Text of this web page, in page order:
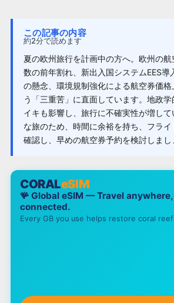
この記事の内容
約2分で読めます
夏の欧州旅行を計画中の方へ。欧州の
数の前年割れ、新出入国システムEES導
の懸念、環境規制強化による航空券価
う「三重苦」に直面しています。地政
イキも影響し、旅行に不確実性が増し
な旅のため、時間に余裕を持ち、フラ
確認し、早めの航空券予約を検討しまし
CORALeSIM
🪸 Global eSIM — Travel
connected.
Every GB you use helps restore coral